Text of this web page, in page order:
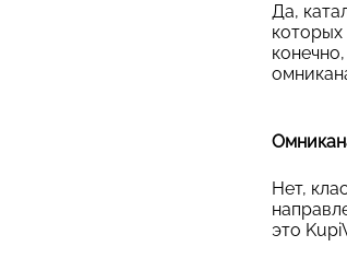
Да,
которых
Нет,
это